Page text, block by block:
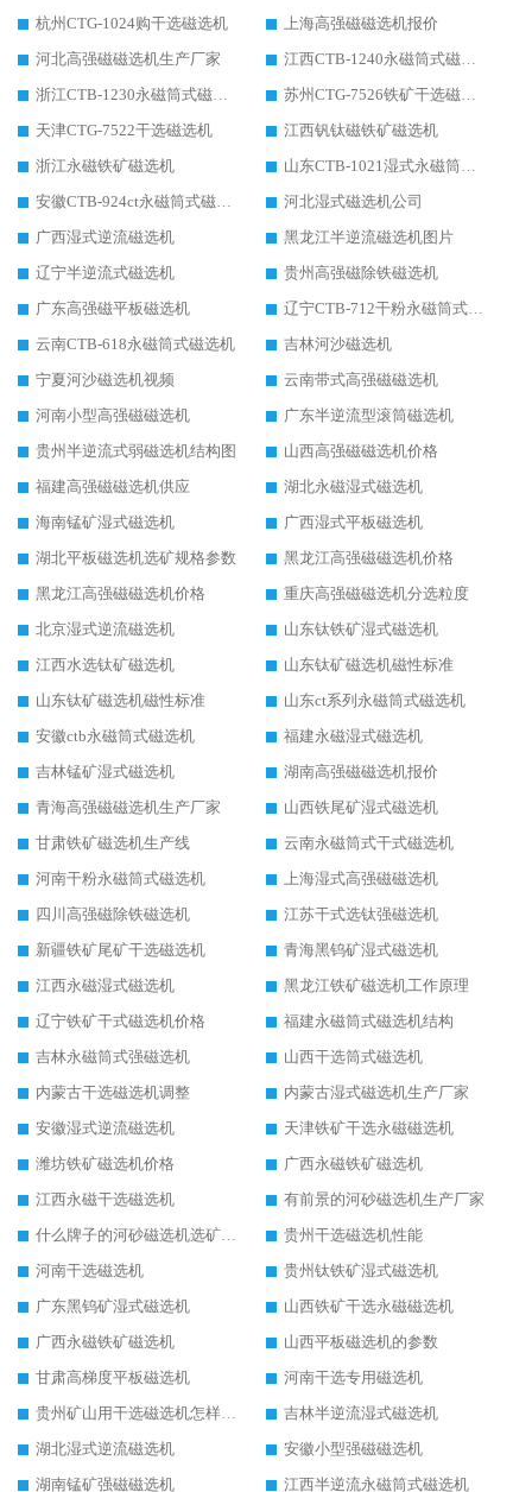
杭州CTG-1024购干选磁选机
上海高强磁磁选机报价
河北高强磁磁选机生产厂家
江西CTB-1240永磁筒式磁选机厂家
浙江CTB-1230永磁筒式磁选机生产厂家
苏州CTG-7526铁矿干选磁选机
天津CTG-7522干选磁选机
江西钒钛磁铁矿磁选机
浙江永磁铁矿磁选机
山东CTB-1021湿式永磁筒式磁选机
安徽CTB-924ct永磁筒式磁选机
河北湿式磁选机公司
广西湿式逆流磁选机
黑龙江半逆流磁选机图片
辽宁半逆流式磁选机
贵州高强磁除铁磁选机
广东高强磁平板磁选机
辽宁CTB-712干粉永磁筒式磁选机
云南CTB-618永磁筒式磁选机
吉林河沙磁选机
宁夏河沙磁选机视频
云南带式高强磁磁选机
河南小型高强磁磁选机
广东半逆流型滚筒磁选机
贵州半逆流式弱磁选机结构图
山西高强磁磁选机价格
福建高强磁磁选机供应
湖北永磁湿式磁选机
海南锰矿湿式磁选机
广西湿式平板磁选机
湖北平板磁选机选矿规格参数
黑龙江高强磁磁选机价格
黑龙江高强磁磁选机价格
重庆高强磁磁选机分选粒度
北京湿式逆流磁选机
山东钛铁矿湿式磁选机
江西水选钛矿磁选机
山东钛矿磁选机磁性标准
山东钛矿磁选机磁性标准
山东ct系列永磁筒式磁选机
安徽ctb永磁筒式磁选机
福建永磁湿式磁选机
吉林锰矿湿式磁选机
湖南高强磁磁选机报价
青海高强磁磁选机生产厂家
山西铁尾矿湿式磁选机
甘肃铁矿磁选机生产线
云南永磁筒式干式磁选机
河南干粉永磁筒式磁选机
上海湿式高强磁磁选机
四川高强磁除铁磁选机
江苏干式选钛强磁选机
新疆铁矿尾矿干选磁选机
青海黑钨矿湿式磁选机
江西永磁湿式磁选机
黑龙江铁矿磁选机工作原理
辽宁铁矿干式磁选机价格
福建永磁筒式磁选机结构
吉林永磁筒式强磁选机
山西干选筒式磁选机
内蒙古干选磁选机调整
内蒙古湿式磁选机生产厂家
安徽湿式逆流磁选机
天津铁矿干选永磁磁选机
潍坊铁矿磁选机价格
广西永磁铁矿磁选机
江西永磁干选磁选机
有前景的河砂磁选机生产厂家
什么牌子的河砂磁选机选矿效果好
贵州干选磁选机性能
河南干选磁选机
贵州钛铁矿湿式磁选机
广东黑钨矿湿式磁选机
山西铁矿干选永磁磁选机
广西永磁铁矿磁选机
山西平板磁选机的参数
甘肃高梯度平板磁选机
河南干选专用磁选机
贵州矿山用干选磁选机怎样调磁
吉林半逆流湿式磁选机
湖北湿式逆流磁选机
安徽小型强磁磁选机
湖南锰矿强磁磁选机
江西半逆流永磁筒式磁选机